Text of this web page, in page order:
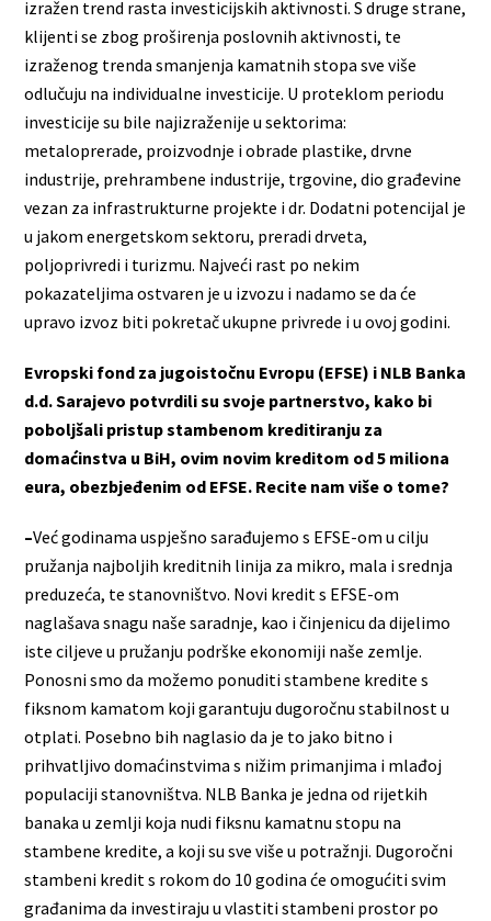
izražen trend rasta investicijskih aktivnosti. S druge strane,
klijenti se zbog proširenja poslovnih aktivnosti, te
izraženog trenda smanjenja kamatnih stopa sve više
odlučuju na individualne investicije. U proteklom periodu
investicije su bile najizraženije u sektorima:
metaloprerade, proizvodnje i obrade plastike, drvne
industrije, prehrambene industrije, trgovine, dio građevine
vezan za infrastrukturne projekte i dr. Dodatni potencijal je
u jakom energetskom sektoru, preradi drveta,
poljoprivredi i turizmu. Najveći rast po nekim
pokazateljima ostvaren je u izvozu i nadamo se da će
upravo izvoz biti pokretač ukupne privrede i u ovoj godini.
Evropski fond za jugoistočnu Evropu (EFSE) i NLB Banka
d.d. Sarajevo potvrdili su svoje partnerstvo, kako bi
poboljšali pristup stambenom kreditiranju za
domaćinstva u BiH, ovim novim kreditom od 5 miliona
eura, obezbjeđenim od EFSE. Recite nam više o tome?
–Već godinama uspješno sarađujemo s EFSE-om u cilju
pružanja najboljih kreditnih linija za mikro, mala i srednja
preduzeća, te stanovništvo. Novi kredit s EFSE-om
naglašava snagu naše saradnje, kao i činjenicu da dijelimo
iste ciljeve u pružanju podrške ekonomiji naše zemlje.
Ponosni smo da možemo ponuditi stambene kredite s
fiksnom kamatom koji garantuju dugoročnu stabilnost u
otplati. Posebno bih naglasio da je to jako bitno i
prihvatljivo domaćinstvima s nižim primanjima i mlađoj
populaciji stanovništva. NLB Banka je jedna od rijetkih
banaka u zemlji koja nudi fiksnu kamatnu stopu na
stambene kredite, a koji su sve više u potražnji. Dugoročni
stambeni kredit s rokom do 10 godina će omogućiti svim
građanima da investiraju u vlastiti stambeni prostor po